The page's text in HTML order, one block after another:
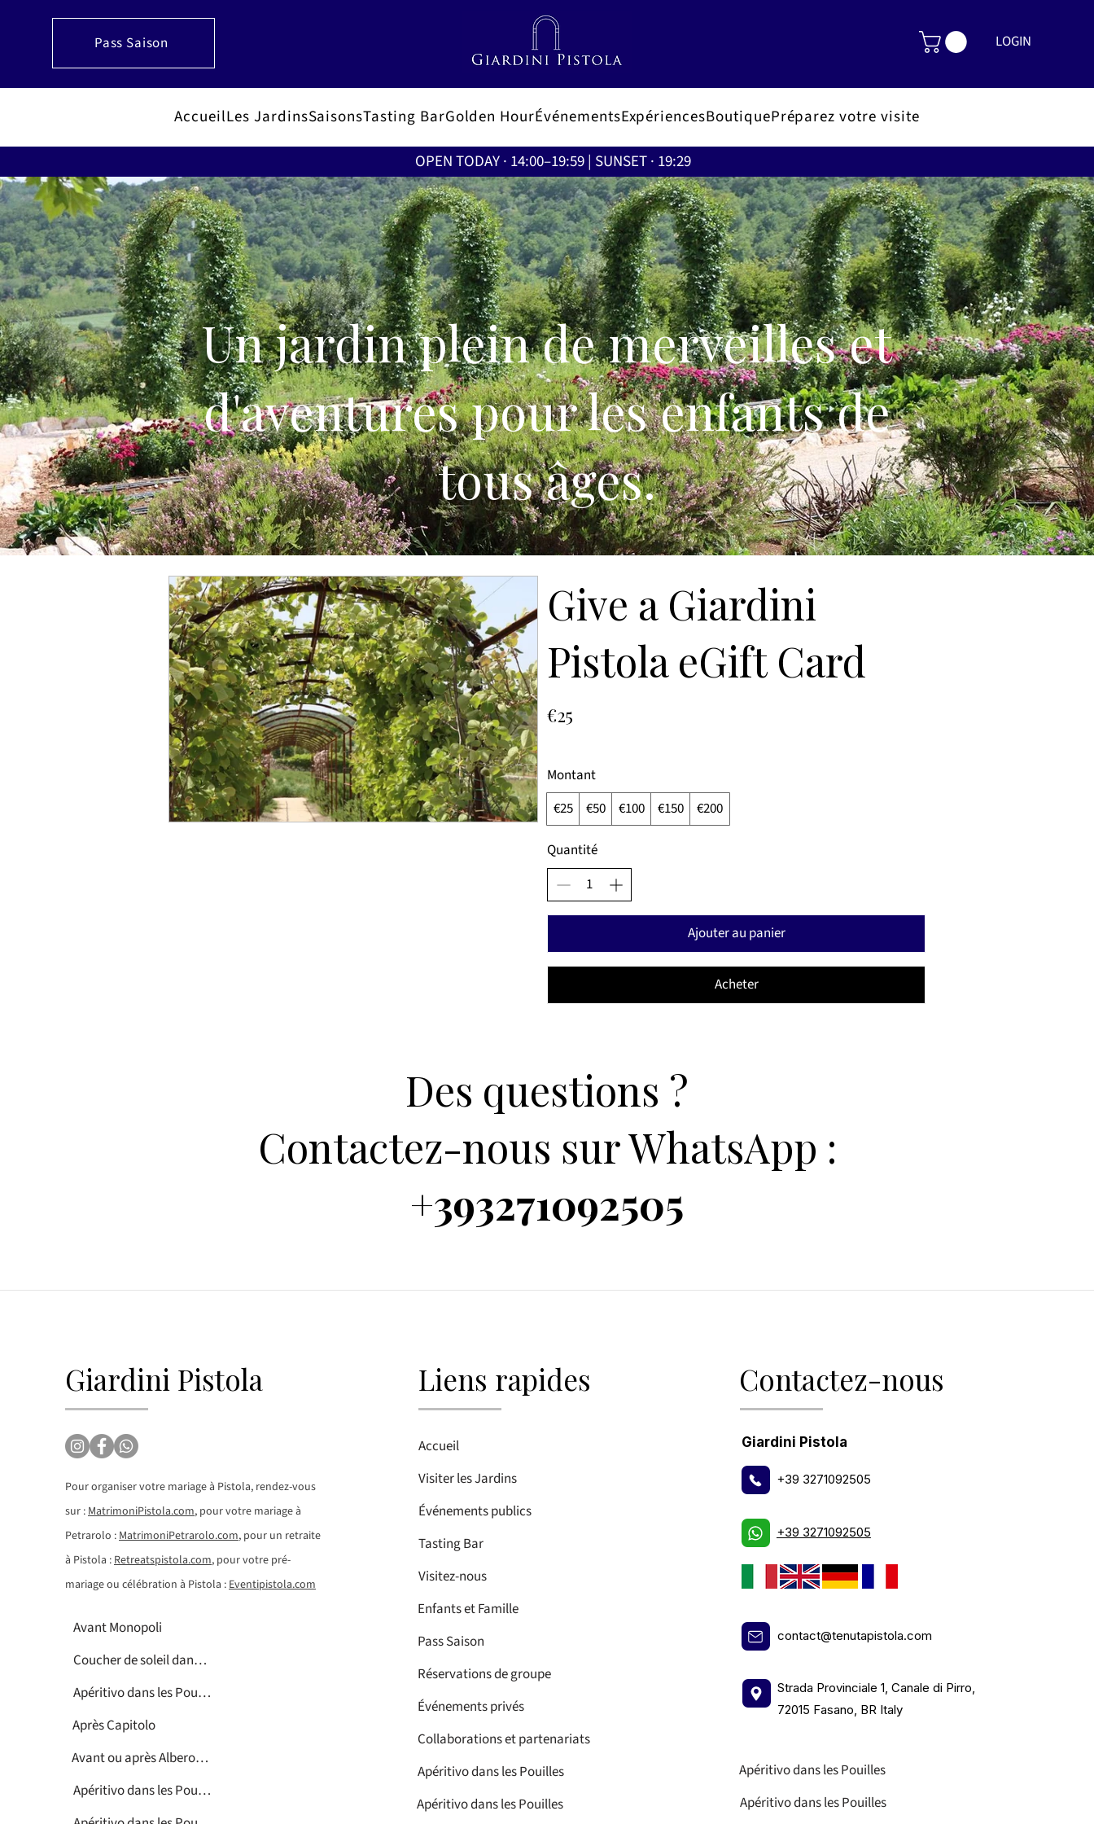
Pass Saison LOGIN
AccueilLes JardinsSaisonsTasting BarGolden HourÉvénementsExpériencesBoutiquePréparez votre visite
OPEN TODAY · 14:00–19:59 | SUNSET · 19:29
Un jardin plein de merveilles et
d'aventures pour les enfants de
tous âges.
Give a Giardini
Pistola eGift Card
€25
Montant
€25
€50 €100 €150 €200
Quantité
Ajouter au panier
Acheter
​​Des questions ?
Contactez-nous sur WhatsApp :
+393271092505
Giardini Pistola
Pour organiser votre mariage à Pistola, rendez-vous
sur :MatrimoniPistola.com, pour votre mariage à
Petrarolo :MatrimoniPetrarolo.com, pour un retraite
à Pistola :Retreatspistola.com, pour votre pré-
mariage ou célébration à Pistola :Eventipistola.com
Avant Monopoli
Coucher de soleil dans les Pouilles
Apéritivo dans les Pouilles
Après Capitolo
Avant ou après Alberobello
Apéritivo dans les Pouilles
Liens rapides
Accueil
Visiter les Jardins
Événements publics
Tasting Bar
Visitez-nous
Enfants et Famille
Pass Saison
Réservations de groupe
Événements privés
Collaborations et partenariats
Apéritivo dans les Pouilles
Apéritivo dans les Pouilles
Contactez-nous
Giardini Pistola
+39 3271092505
+39 3271092505
contact@tenutapistola.com
Strada Provinciale 1, Canale di Pirro,
72015 Fasano, BR Italy
Apéritivo dans les Pouilles
Apéritivo dans les Pouilles